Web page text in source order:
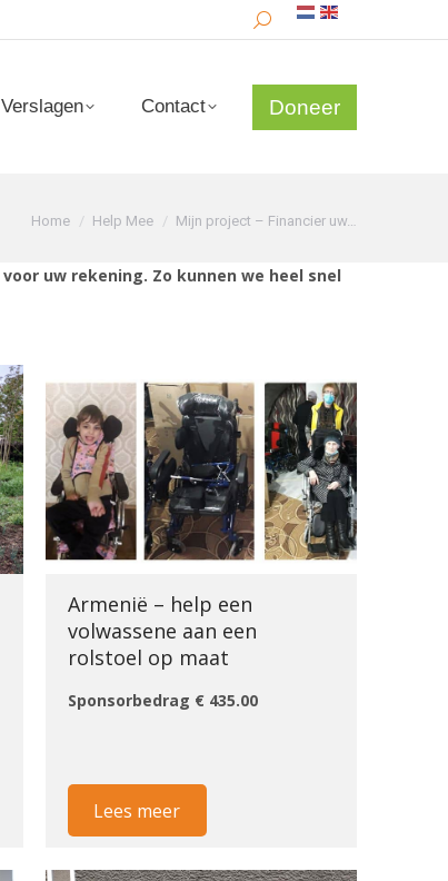
Search:
Verslagen Contact Doneer
Je bent hier:
Home Help Mee Mijn project – Financier uw…
uw rekening. Zo kunnen we heel snel
Armenië – help een
volwassene aan een
rolstoel op maat
Sponsorbedrag € 435.00
Lees meer
Verslagen Contact Doneer